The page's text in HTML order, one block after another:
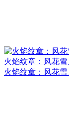
火焰纹章：风花
火焰纹章：风花